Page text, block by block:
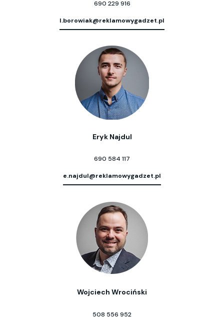
690 229 916
l.borowiak@reklamowygadzet.pl
Eryk Najdul
690 584 117
e.najdul@reklamowygadzet.pl
Wojciech Wrociński
508 556 952